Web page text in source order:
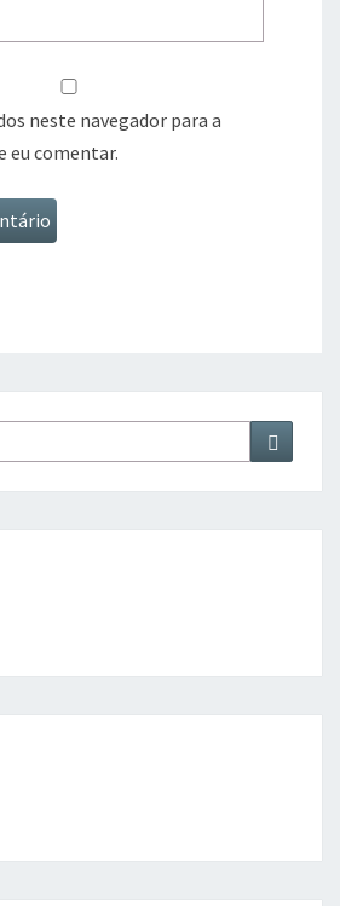
neste navegador para a
eu comentar.
Search